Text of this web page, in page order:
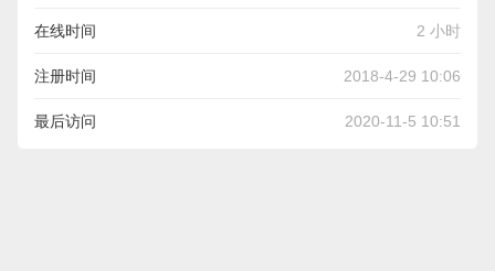
在线时间 2 小时
注册时间 2018-4-29 10:06
最后访问 2020-11-5 10:51